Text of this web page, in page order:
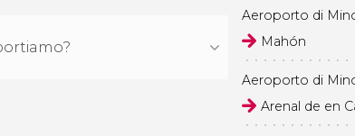
Aeroporto di
Mahón
Aeroporto di
Arenal de en